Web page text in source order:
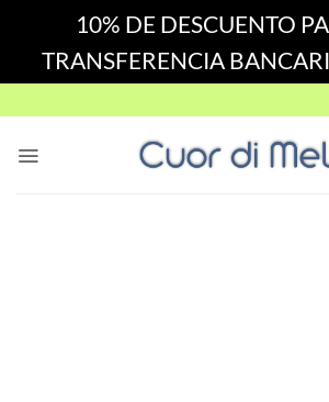
10% DE DESCUENTO
TRANSFERENCIA
to